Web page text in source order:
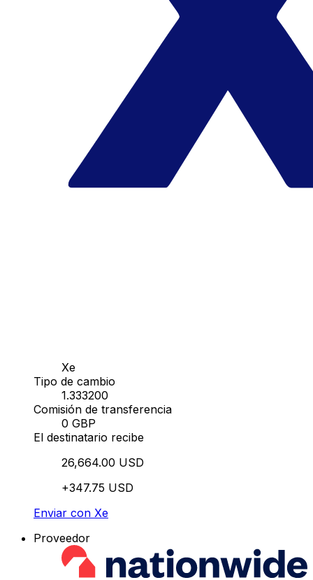
Xe
Tipo de cambio
1.333200
Comisión de transferencia
0 GBP
El destinatario recibe
26,664.00 USD
+347.75 USD
Enviar con Xe
Proveedor